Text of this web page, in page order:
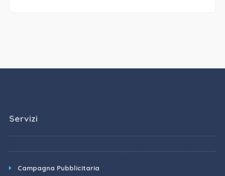
Servizi
Campagna Pubblicitaria